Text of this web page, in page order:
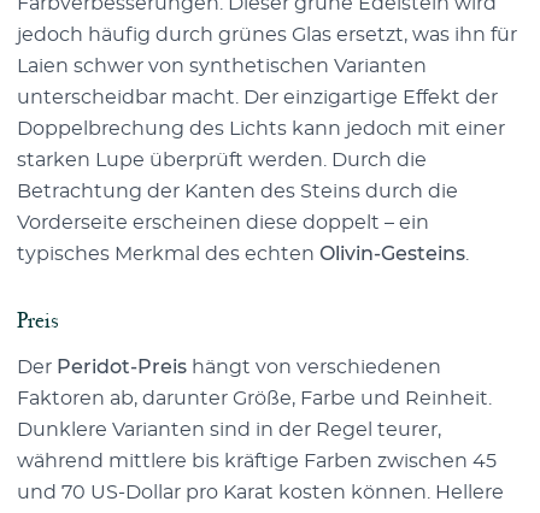
Farbverbesserungen. Dieser grüne Edelstein wird
jedoch häufig durch grünes Glas ersetzt, was ihn für
Laien schwer von synthetischen Varianten
unterscheidbar macht. Der einzigartige Effekt der
Doppelbrechung des Lichts kann jedoch mit einer
starken Lupe überprüft werden. Durch die
Betrachtung der Kanten des Steins durch die
Vorderseite erscheinen diese doppelt – ein
typisches Merkmal des echten Olivin-Gesteins.
Preis
Der Peridot-Preis hängt von verschiedenen
Faktoren ab, darunter Größe, Farbe und Reinheit.
Dunklere Varianten sind in der Regel teurer,
während mittlere bis kräftige Farben zwischen 45
und 70 US-Dollar pro Karat kosten können. Hellere